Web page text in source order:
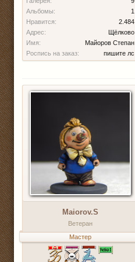
Альбомы:
1
Нравится:
2.484
Адрес:
Щёлково
Имя:
Майоров Степан
Роспись на заказ:
пишите лс
Maiorov.S
Ветеран
Мастер